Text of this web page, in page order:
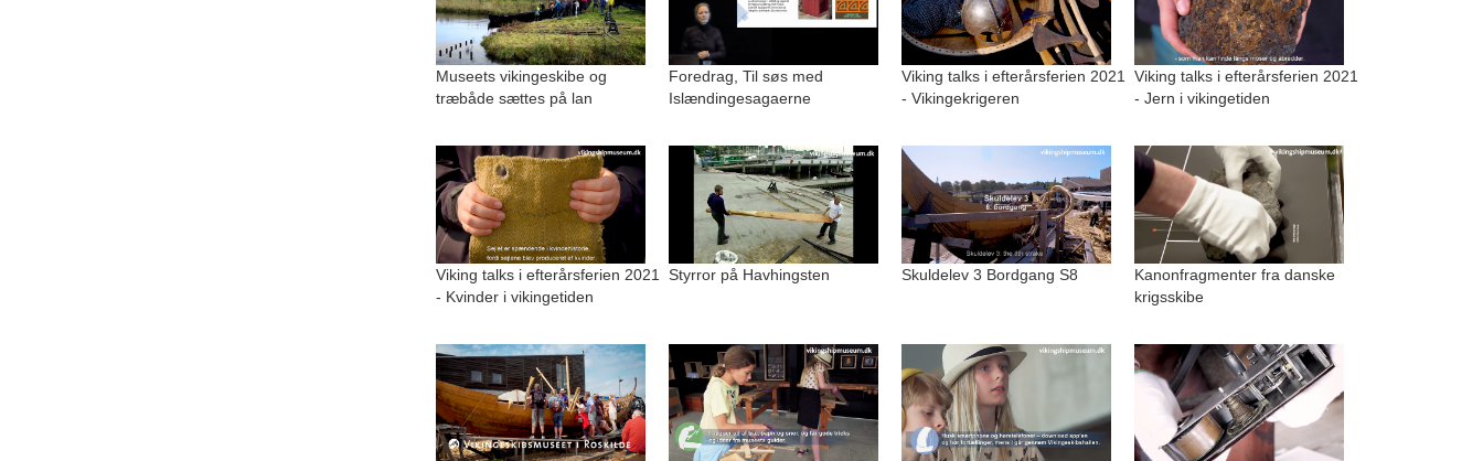
Museets vikingeskibe og
træbåde sættes på lan
Foredrag, Til søs med
Islændingesagaerne
Viking talks i efterårsferien 2021
- Vikingekrigeren
Viking talks i efterårsferien 2021
- Jern i vikingetiden
Viking talks i efterårsferien 2021
- Kvinder i vikingetiden
Styrror på Havhingsten Skuldelev 3 Bordgang S8
Kanonfragmenter fra danske
krigsskibe